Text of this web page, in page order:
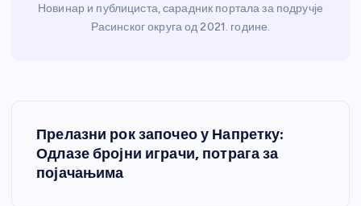
Новинар и публициста, сарадник портала за подручје
Расинског округа од 2021. године.
Прелазни рок започео у Напретку:
Одлазе бројни играчи, потрага за
појачањима